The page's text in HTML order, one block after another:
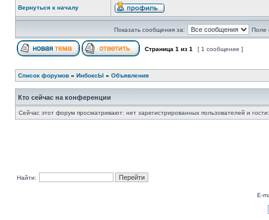
Вернуться к началу
Показать сообщения за: Поле
Страница 1 из 1 [ 1 сообщение ]
Список форумов » ИнбоксЫ » Объявления
Кто сейчас на конференции
Сейчас этот форум просматривают: нет зарегистрированных пользователей и
Найти:
E-